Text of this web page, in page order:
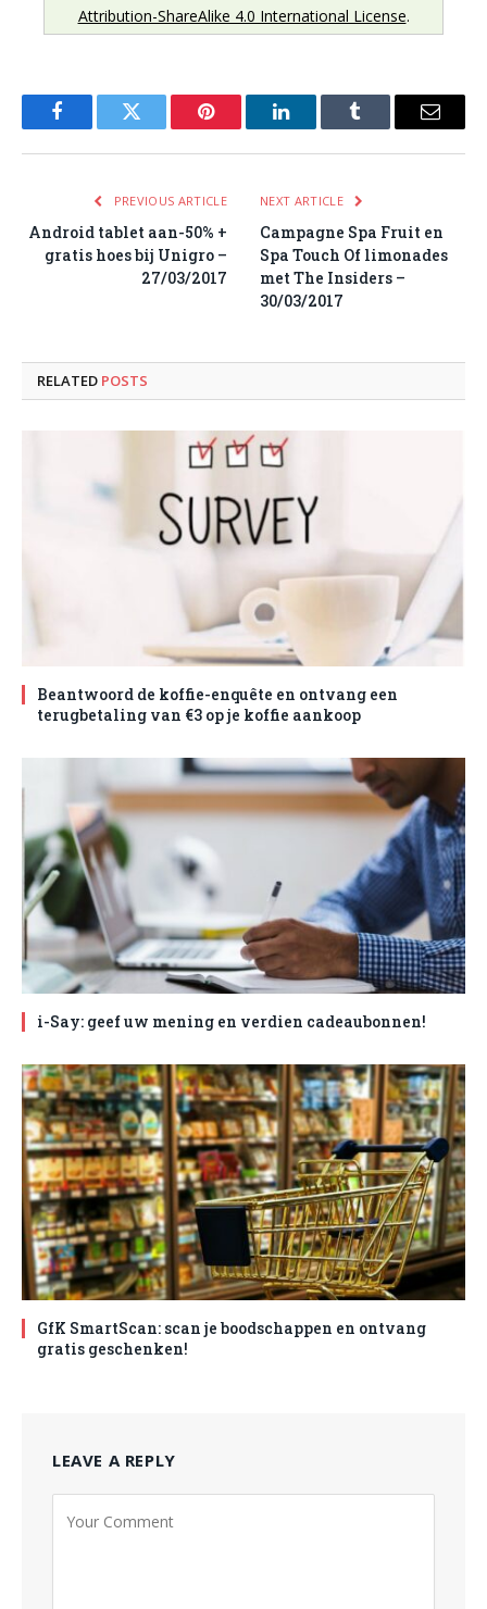
Attribution-ShareAlike 4.0 International License.
FacebookTwitter Pinterest LinkedInTumblr Email
PREVIOUS ARTICLE
Android tablet aan-50% +
gratis hoes bij Unigro –
27/03/2017
NEXT ARTICLE
Campagne Spa Fruit en
Spa Touch Of limonades
met The Insiders –
30/03/2017
RELATED POSTS
Beantwoord de koffie-enquête en ontvang een
terugbetaling van €3 op je koffie aankoop
i-Say: geef uw mening en verdien cadeaubonnen!
GfK SmartScan: scan je boodschappen en ontvang
gratis geschenken!
LEAVE A REPLY